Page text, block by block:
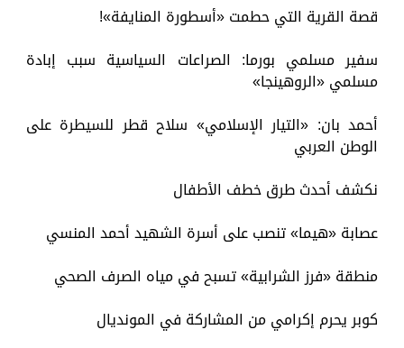
قصة القرية التي حطمت «أسطورة المنايفة»!
سفير مسلمي بورما: الصراعات السياسية سبب إبادة
مسلمي «الروهينجا»
أحمد بان: «التيار الإسلامي» سلاح قطر للسيطرة على
الوطن العربي
نكشف أحدث طرق خطف الأطفال
عصابة «هيما» تنصب على أسرة الشهيد أحمد المنسي
منطقة «فرز الشرابية» تسبح في مياه الصرف الصحي
كوبر يحرم إكرامي من المشاركة في المونديال